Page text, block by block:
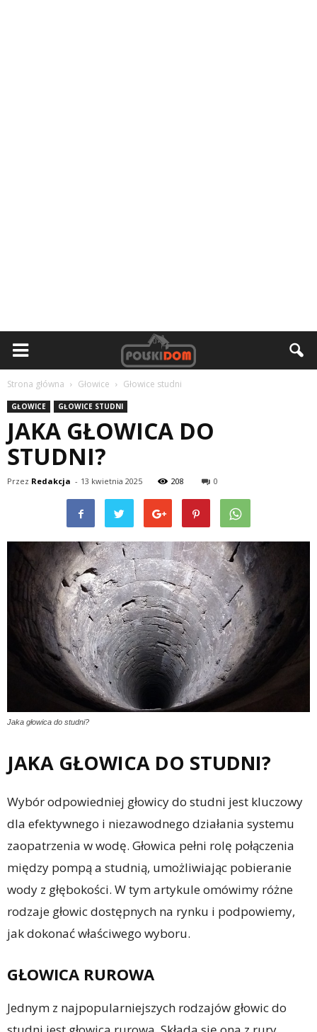
Strona główna Głowice Głowice studni
GŁOWICE GŁOWICE STUDNI
JAKA GŁOWICA DO
STUDNI?
Przez Redakcja - 13 kwietnia 2025 208 0
Jaka głowica do studni?
JAKA GŁOWICA DO STUDNI?
Wybór odpowiedniej głowicy do studni jest kluczowy
dla efektywnego i niezawodnego działania systemu
zaopatrzenia w wodę. Głowica pełni rolę połączenia
między pompą a studnią, umożliwiając pobieranie
wody z głębokości. W tym artykule omówimy różne
rodzaje głowic dostępnych na rynku i podpowiemy,
jak dokonać właściwego wyboru.
GŁOWICA RUROWA
Jednym z najpopularniejszych rodzajów głowic do